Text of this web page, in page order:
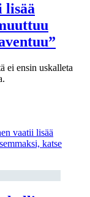
lisää
ei ensin uskalleta
vaatii lisää
katse